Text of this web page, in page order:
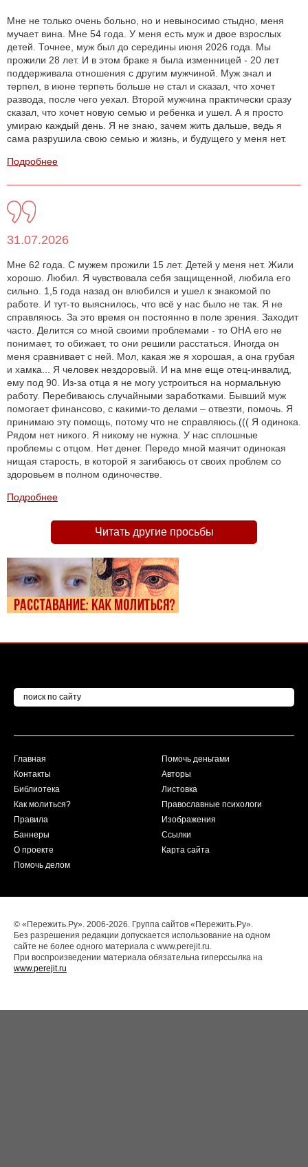
Мне не только очень больно, но и невыносимо стыдно, меня
мучает вина. Мне 54 года. У меня есть муж и двое взрослых
детей. Точнее, муж был до середины июня 2026 года. Мы
прожили 28 лет. И в этом браке я была изменницей - 20 лет
поддерживала отношения с другим мужчиной. Муж знал и
терпел, в июне терпеть больше не стал и сказал, что хочет
развода, после чего уехал. Второй мужчина практически сразу
сказал, что хочет новую семью и ребенка и ушел. А я просто
умираю каждый день. Я не знаю, зачем жить дальше, ведь я
сама разрушила свою семью и жизнь, и будущего у меня нет.
Подробнее
31.07.2026
Мне 62 года. С мужем прожили 15 лет. Детей у меня нет. Жили
хорошо. Любил. Я чувствовала себя защищенной, любила его
сильно. 1,5 года назад он влюбился и ушел к знакомой по
работе. И тут-то выяснилось, что всё у нас было не так. Я не
справляюсь. За это время он постоянно в поле зрения. Заходит
часто. Делится со мной своими проблемами - то ОНА его не
понимает, то обижает, то они решили расстаться. Иногда он
меня сравнивает с ней. Мол, какая же я хорошая, а она грубая
и хамка... Я человек нездоровый. И на мне еще отец-инвалид,
ему под 90. Из-за отца я не могу устроиться на нормальную
работу. Перебиваюсь случайными заработками. Бывший муж
помогает финансово, с какими-то делами – отвезти, помочь. Я
принимаю эту помощь, потому что не справляюсь.((( Я одинока.
Рядом нет никого. Я никому не нужна. У нас сплошные
проблемы с отцом. Нет денег. Передо мной маячит одинокая
нищая старость, в которой я загибаюсь от своих проблем со
здоровьем в полном одиночестве.
Подробнее
Читать другие просьбы
Главная
Контакты
Библиотека
Как молиться?
Правила
Баннеры
О проекте
Помочь делом
Помочь деньгами
Авторы
Листовка
Православные психологи
Изображения
Ссылки
Карта сайта
© «Пережить.Ру». 2006-2026. Группа сайтов «Пережить.Ру».
Без разрешения редакции допускается использование на одном
сайте не более одного материала с www.perejit.ru.
При воспроизведении материала обязательна гиперссылка на
www.perejit.ru